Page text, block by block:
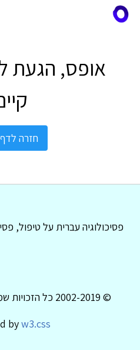
אופס, הגעת
חזרה
פסיכולוגיה עברית על טיפול,
© 2002-2019 כל הזכויות שמורות לפסיכולוגיה עברית
byw3.css